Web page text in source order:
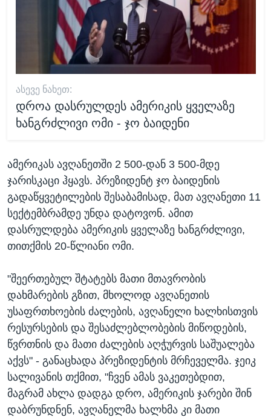
ᲐᲡᲔᲕᲔ ᲜᲐᲮᲔᲗ:
დროა დასრულდეს ამერიკის ყველაზე
ხანგრძლივი ომი - ჯო ბაიდენი
ამერიკას ავღანეთში 2 500-დან 3 500-მდე
ჯარისკაცი ჰყავს. პრეზიდენტ ჯო ბაიდენის
გადაწყვეტილების შესაბამისად, მათ ავღანეთი 11
სექტემბრამდე უნდა დატოვონ. ამით
დასრულდება ამერიკის ყველაზე ხანგრძლივი,
თითქმის 20-წლიანი ომი.
"შეერთებულ შტატებს მათი მთავრობის
დახმარების გზით, მხოლოდ ავღანეთის
უსაფრთხოების ძალების, ავღანელი ხალხისთვის
რესურსების და შესაძლებლობების მიწოდების,
წვრთნის და მათი ძალების აღჭურვის საშუალება
აქვს" - განაცხადა პრეზიდენტის მრჩეველმა. ჯეიკ
სალივანის თქმით, "ჩვენ ამას ვაკეთებდით,
მაგრამ ახლა დადგა დრო, ამერიკის ჯარები შინ
დაბრუნდნენ, ავღანელმა ხალხმა კი მათი